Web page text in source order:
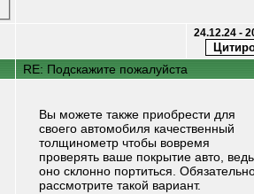
24.12.24 -
RE: Подскажите пожалуйста
Вы можете также приобрести для
своего автомобиля качественный
толщинометр чтобы вовремя
проверять ваше покрытие авто, ведь
оно склонно портиться.
рассмотрите такой вариант.